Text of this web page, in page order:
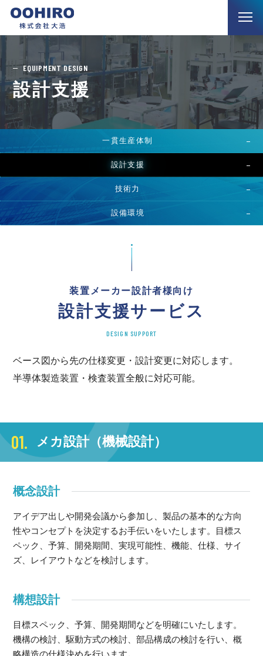
EQUIPMENT DESIGN
設計支援
一貫生産体制
設計支援
技術力
設備環境
装置メーカー設計者様向け
設計支援サービス
DESIGN SUPPORT
ベース図から先の仕様変更・設計変更に対応します。
半導体製造装置・検査装置全般に対応可能。
01. メカ設計（機械設計）
概念設計
アイデア出しや開発会議から参加し、製品の基本的な方向
性やコンセプトを決定するお手伝いをいたします。目標ス
ペック、予算、開発期間、実現可能性、機能、仕様、サイ
ズ、レイアウトなどを検討します。
構想設計
目標スペック、予算、開発期間などを明確にいたします。
機構の検討、駆動方式の検討、部品構成の検討を行い、概
略構造の仕様決めを行います。